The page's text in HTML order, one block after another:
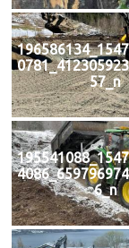
57_n
6_n